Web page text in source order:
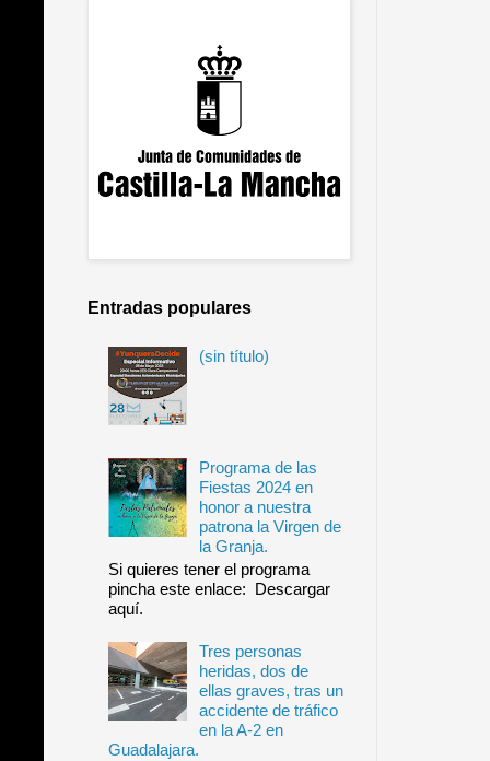
Entradas populares
(sin título)
Programa de las
Fiestas 2024 en
honor a nuestra
patrona la Virgen de
la Granja.
Si quieres tener el programa
pincha este enlace: Descargar
aquí.
Tres personas
heridas, dos de
ellas graves, tras un
accidente de tráfico
en la A-2 en
Guadalajara.